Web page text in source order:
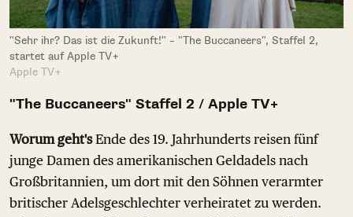
"Sehr ihr? Das ist die Zukunft!" – "The Buccaneers", Staffel 2,
startet auf Apple TV+
Apple TV+
"The Buccaneers" Staffel 2 / Apple TV+
Worum geht'sEnde des 19. Jahrhunderts reisen fünf
junge Damen des amerikanischen Geldadels nach
Großbritannien, um dort mit den Söhnen verarmter
britischer Adelsgeschlechter verheiratet zu werden.